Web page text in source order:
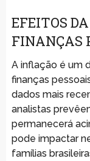
EFEITOS
FINANÇAS
A inflação é um
finanças
dados mais
analistas
permanecerá
pode impactar
famílias